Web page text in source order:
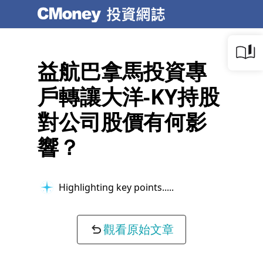
益航巴拿馬投資專
戶轉讓大洋-KY持股
對公司股價有何影
響？
Highlighting key points...
觀看原始文章